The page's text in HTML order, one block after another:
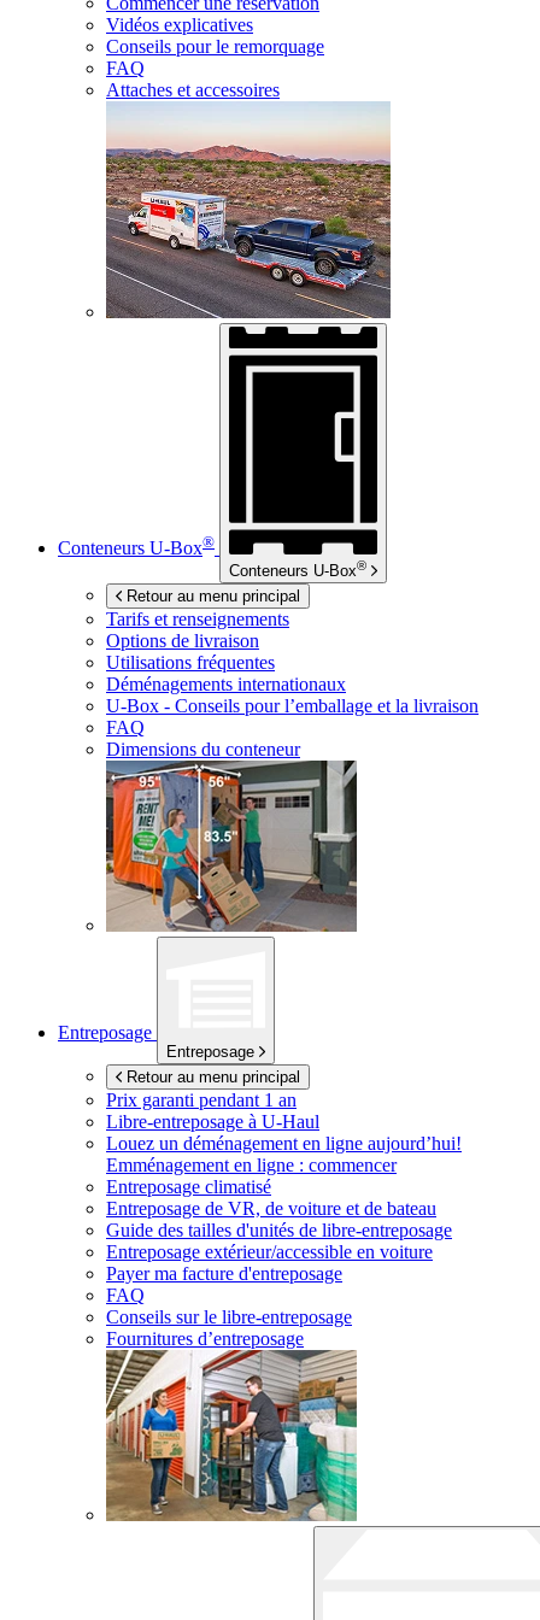
Vidéos explicatives
Conseils pour le remorquage
FAQ
Attaches et accessoires
Conteneurs U-Box®
Conteneurs U-Box®
Retour au menu principal
Tarifs et renseignements
Options de livraison
Utilisations fréquentes
Déménagements internationaux
U-Box - Conseils pour l’emballage et la livraison
FAQ
Dimensions du conteneur
Entreposage
Entreposage
Retour au menu principal
Prix garanti pendant 1 an
Libre-entreposage à U-Haul
Louez un déménagement en ligne aujourd’hui!
Emménagement en ligne : commencer
Entreposage climatisé
Entreposage de VR, de voiture et de bateau
Guide des tailles d'unités de libre-entreposage
Entreposage extérieur/accessible en voiture
Payer ma facture d'entreposage
FAQ
Conseils sur le libre-entreposage
Fournitures d’entreposage